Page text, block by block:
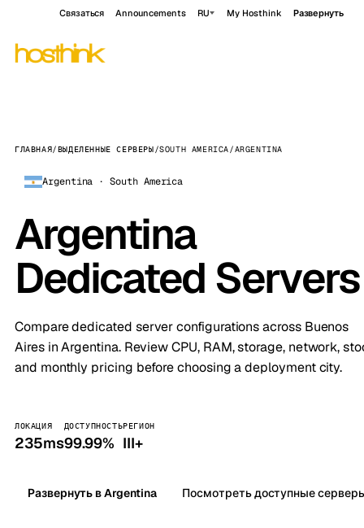
Связаться Announcements RU My Hosthink Развернуть
ГЛАВНАЯ/ВЫДЕЛЕННЫЕ СЕРВЕРЫ/SOUTH AMERICA/ARGENTINA
Argentina · South America
Argentina
Dedicated Servers
Compare dedicated server configurations across Buenos
Aires in Argentina. Review CPU, RAM, storage, network,
and monthly pricing before choosing a deployment city.
ЛОКАЦИЯ
235ms
ДОСТУПНОСТЬ
99.99%
РЕГИОН
III+
Развернуть в Argentina Посмотреть доступные